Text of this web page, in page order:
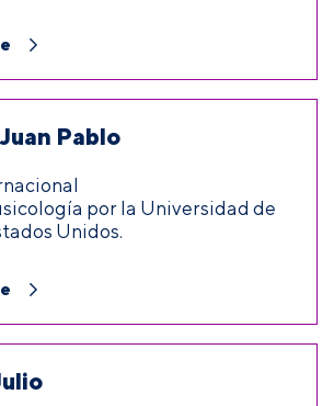
Pablo
por la Universidad de
Unidos.